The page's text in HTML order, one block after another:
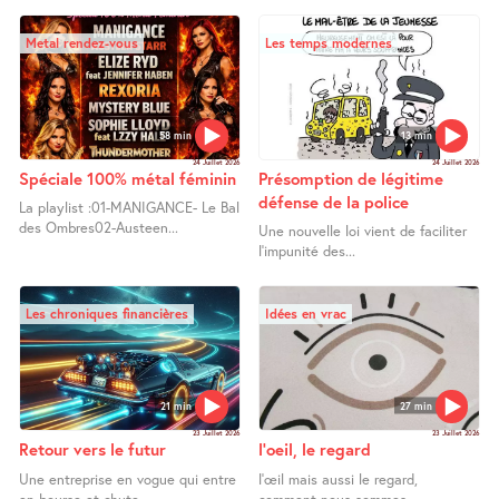
58 min
Metal rendez-vous
24 Juillet 2026
Spéciale 100% métal féminin
La playlist :01-MANIGANCE- Le Bal
des Ombres02-Austeen...
13 min
Les temps modernes
24 Juillet 2026
Présomption de légitime
défense de la police
Une nouvelle loi vient de faciliter
l’impunité des...
21 min
Les chroniques financières
23 Juillet 2026
Retour vers le futur
Une entreprise en vogue qui entre
27 min
Idées en vrac
23 Juillet 2026
l’oeil, le regard
l’œil mais aussi le regard,